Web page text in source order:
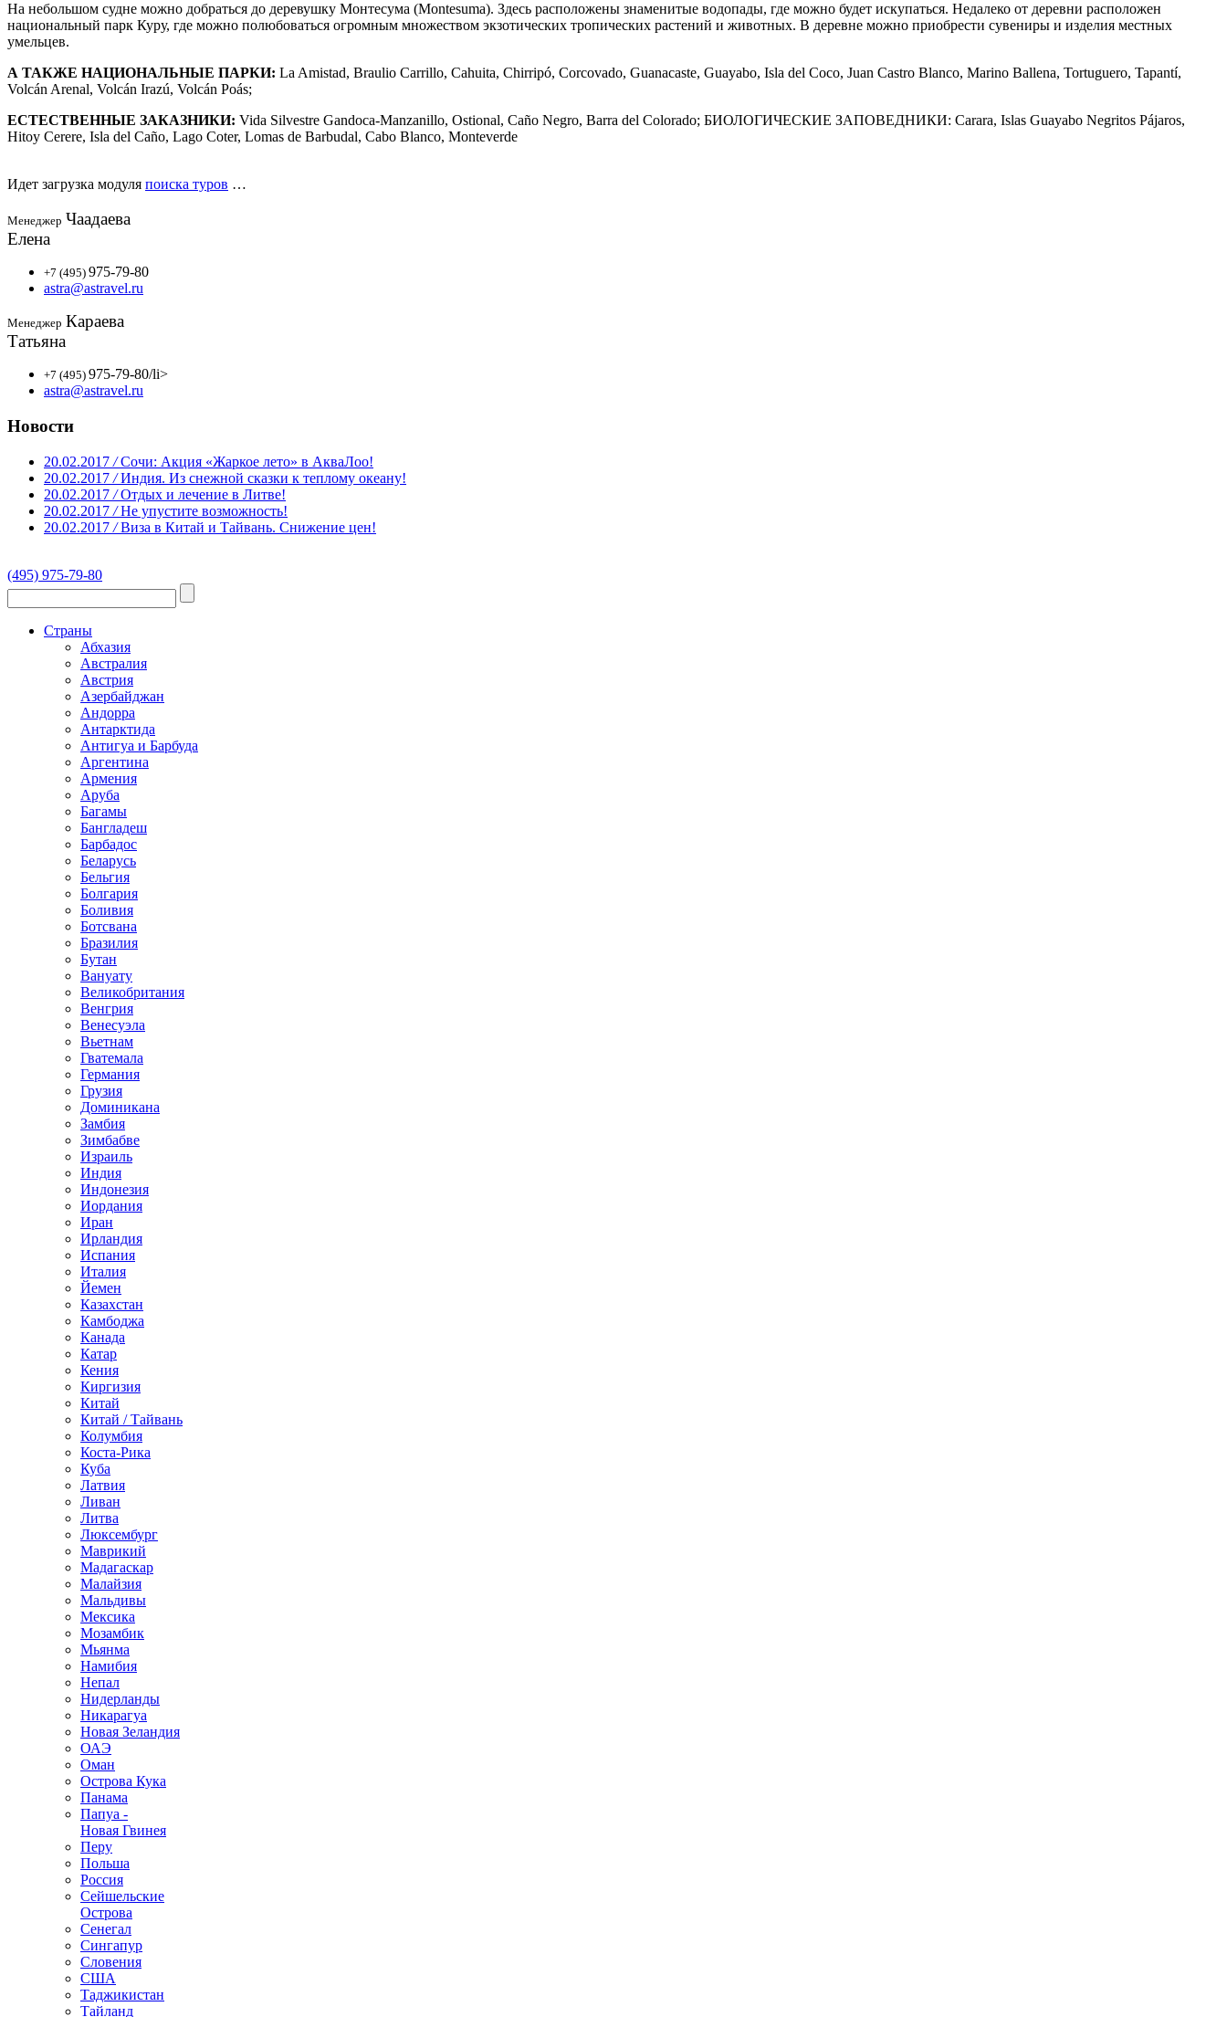
На небольшом судне можно добраться до деревушку Монтесума (Montesuma). Здесь расположены знаменитые водопады, где можно будет искупаться. Недалеко от деревни расположен
национальный парк Куру, где можно полюбоваться огромным множеством экзотических тропических растений и животных. В деревне можно приобрести сувениры и изделия местных
умельцев.
А ТАКЖЕ НАЦИОНАЛЬНЫЕ ПАРКИ: La Amistad, Braulio Carrillo, Cahuita, Chirripó, Corcovado, Guanacaste, Guayabo, Isla del Coco, Juan Castro Blanco, Marino Ballena, Tortuguero, Tapantí,
Volcán Arenal, Volcán Irazú, Volcán Poás;
ЕСТЕСТВЕННЫЕ ЗАКАЗНИКИ: Vida Silvestre Gandoca-Manzanillo, Ostional, Caño Negro, Barra del Colorado; БИОЛОГИЧЕСКИЕ ЗАПОВЕДНИКИ: Carara, Islas Guayabo Negritos Pájaros,
Hitoy Cerere, Isla del Caño, Lago Coter, Lomas de Barbudal, Cabo Blanco, Monteverde
Идет загрузка модуля поиска туров …
Менеджер Чаадаева
Елена
+7 (495) 975-79-80
astra@astravel.ru
Менеджер Караева
Татьяна
+7 (495) 975-79-80/li>
astra@astravel.ru
Новости
20.02.2017 / Сочи: Акция «Жаркое лето» в АкваЛоо!
20.02.2017 / Индия. Из снежной сказки к теплому океану!
20.02.2017 / Отдых и лечение в Литве!
20.02.2017 / Не упустите возможность!
20.02.2017 / Виза в Китай и Тайвань. Снижение цен!
(495) 975-79-80
Страны
Абхазия
Австралия
Австрия
Азербайджан
Андорра
Антарктида
Антигуа и Барбуда
Аргентина
Армения
Аруба
Багамы
Бангладеш
Барбадос
Беларусь
Бельгия
Болгария
Боливия
Ботсвана
Бразилия
Бутан
Вануату
Великобритания
Венгрия
Венесуэла
Вьетнам
Гватемала
Германия
Грузия
Доминикана
Замбия
Зимбабве
Израиль
Индия
Индонезия
Иордания
Иран
Ирландия
Испания
Италия
Йемен
Казахстан
Камбоджа
Канада
Катар
Кения
Киргизия
Китай
Китай / Тайвань
Колумбия
Коста-Рика
Куба
Латвия
Ливан
Литва
Люксембург
Маврикий
Мадагаскар
Малайзия
Мальдивы
Мексика
Мозамбик
Мьянма
Намибия
Непал
Нидерланды
Никарагуа
Новая Зеландия
ОАЭ
Оман
Острова Кука
Панама
Папуа -
Новая Гвинея
Перу
Польша
Россия
Сейшельские
Острова
Сенегал
Сингапур
Словения
США
Таджикистан
Тайланд